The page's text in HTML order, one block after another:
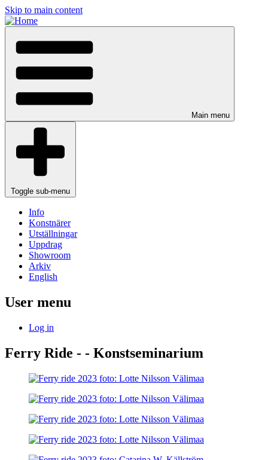
Skip to main content
Main menu
Toggle sub-menu
Info
Konstnärer
Utställningar
Uppdrag
Showroom
Arkiv
English
User menu
Log in
Ferry Ride - - Konstseminarium